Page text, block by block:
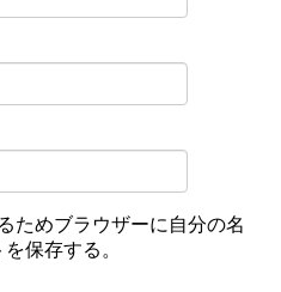
ためブラウザーに自分の名
保存する。